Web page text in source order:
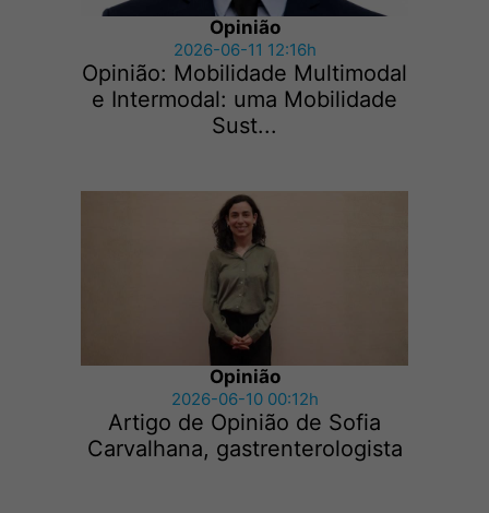
Opinião
2026-06-11 12:16h
Opinião: Mobilidade Multimodal
e Intermodal: uma Mobilidade
Sust...
Opinião
2026-06-10 00:12h
Artigo de Opinião de Sofia
Carvalhana, gastrenterologista